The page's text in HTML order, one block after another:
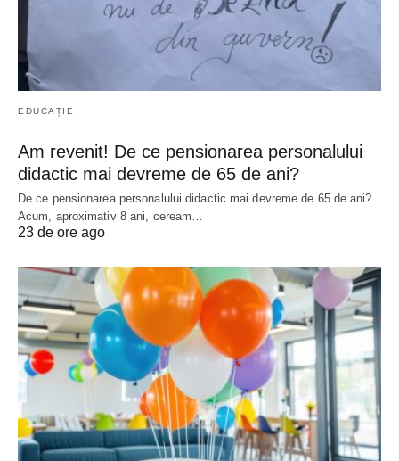
EDUCAȚIE
Am revenit! De ce pensionarea personalului
didactic mai devreme de 65 de ani?
De ce pensionarea personalului didactic mai devreme de 65 de ani?
Acum, aproximativ 8 ani, ceream…
23 de ore ago